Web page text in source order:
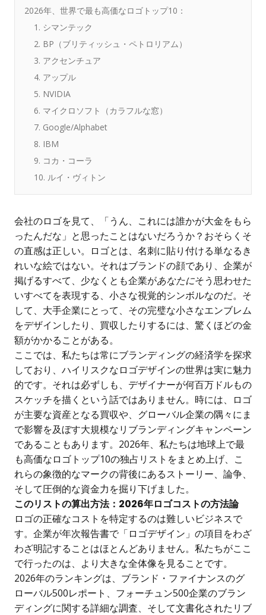
2026年、世界で最も高価なロゴトップ10：
1. シマンテック
2. BP（ブリティッシュ・ペトロリアム）
3. アクセンチュア
4. アップル
5. NVIDIA
6. マイクロソフト（カラフルな窓）
7. Google/Alphabet
8. IBM
9. コカ・コーラ
10. ルイ・ヴィトン
会社のロゴを見て、「うん、これには誰かが大金をもら
ったんだな」と思ったことはないだろうか？おそらくそ
の直感は正しい。ロゴとは、名刺に貼り付ける単なるき
れいな絵ではない。それはブランドの顔であり、企業が
掲げるすべて、少なくとも企業があなたにそう思わせた
いすべてを表現する、小さな視覚的シンボルなのだ。そ
して、大手企業にとって、その完璧な小さなエンブレム
をデザインしたり、買収したりするには、驚くほどの金
額がかかることがある。
ここでは、私たちは常にブランディングの経済学を探求
しており、ハイリスクなロゴデザインの世界は実に魅力
的です。それは必ずしも、デザイナーが何百万ドルもの
スケッチを描くという話ではありません。時には、ロゴ
が主要な資産となる買収や、グローバル企業の隅々にま
で影響を及ぼす大規模なリブランディングキャンペーン
であることもあります。2026年、私たちは地球上で最
も高価なロゴトップ10の独占リストをまとめ上げ、こ
れらの象徴的なマークの背後にあるストーリー、論争、
そして圧倒的な資金力を掘り下げました。
このリストの算出方法：2026年ロゴコストの方法論
ロゴの正確なコストを特定するのは難しいビジネスで
す。企業が年次報告書で「ロゴデザイン」の項目をわざ
わざ明記することはほとんどありません。私たちがここ
で行ったのは、より大きな全体像を見ることです。
2026年のランキングは、ブランド・ファイナンスのグ
ローバル500レポート、フォーチュン500企業のブラン
ディングに関する詳細な調査、そして文書化されたリブ